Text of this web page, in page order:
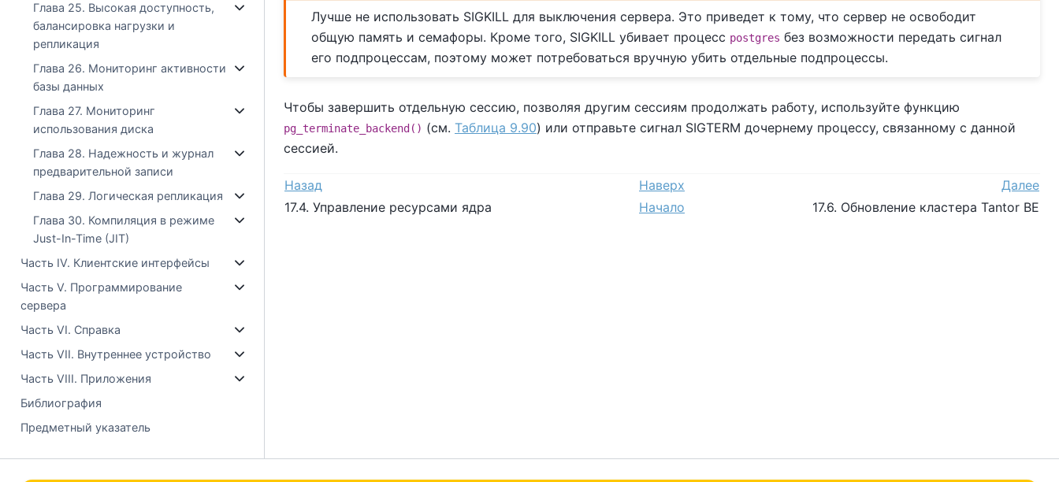
Глава 25. Высокая доступность,
балансировка нагрузки и
репликация
Глава 26. Мониторинг активности
базы данных
Глава 27. Мониторинг
использования диска
Глава 28. Надежность и журнал
предварительной записи
Глава 29. Логическая репликация
Глава 30. Компиляция в режиме
Just-In-Time (JIT)
Часть IV. Клиентские интерфейсы
Часть V. Программирование
сервера
Часть VI. Справка
Часть VII. Внутреннее устройство
Часть VIII. Приложения
Библиография
Предметный указатель
Лучше не использовать SIGKILL для выключения сервера. Это приведет к тому, что сервер не освободит
общую память и семафоры. Кроме того, SIGKILL убивает процесс postgres без возможности передать сигнал
его подпроцессам, поэтому может потребоваться вручную убить отдельные подпроцессы.
Чтобы завершить отдельную сессию, позволяя другим сессиям продолжать работу, используйте функцию
pg_terminate_backend() (см. Таблица 9.90) или отправьте сигнал SIGTERM дочернему процессу, связанному с данной
сессией.
Назад Наверх
Далее
17.4. Управление ресурсами ядра
Начало 17.6. Обновление кластера Tantor BE